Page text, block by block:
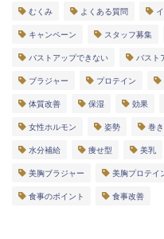
むくみ よくある質問
キャンペーン スタッフ募集
バストアップできない バスト
ブラジャー プロテイン
体質改善 保湿 効果
女性ホルモン 姿勢 巻
水分補給 痩せ型 美乳
美胸ブラジャー 美胸プロテイ
食事のポイント 食事改善